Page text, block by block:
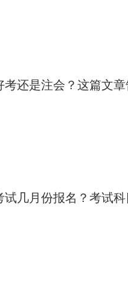
考还是注会？这篇文章
试几月份报名？考试科